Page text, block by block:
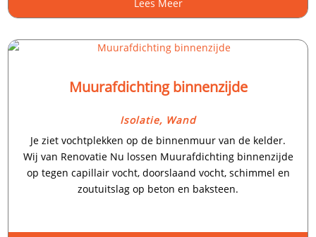
Lees Meer
Muurafdichting binnenzijde
Isolatie, Wand
Je ziet vochtplekken op de binnenmuur van de kelder.​
Wij van Renovatie Nu lossen Muurafdichting binnenzijde
op tegen capillair vocht, doorslaand vocht, schimmel en
zoutuitslag op beton en baksteen.​